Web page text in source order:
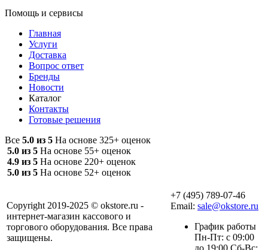
Помощь и сервисы
Главная
Услуги
Доставка
Вопрос ответ
Бренды
Новости
Каталог
Контакты
Готовые решения
Все 5.0 из 5 На основе 325+ оценок
5.0 из 5 На основе 55+ оценок
4.9 из 5 На основе 220+ оценок
5.0 из 5 На основе 52+ оценок
Copyright 2019-2025 © okstore.ru -
интернет-магазин кассового и
торгового оборудования. Все права
защищены.
+7 (495) 789-07-46
Email: sale@okstore.ru
График работы
Пн-Пт: с 09:00
до 19:00 Сб-Вс: